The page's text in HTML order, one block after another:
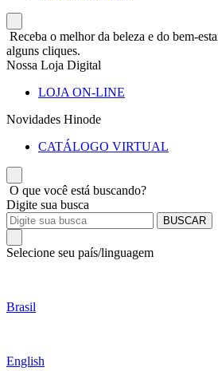
Receba o melhor da beleza e do bem-
alguns cliques.
Nossa Loja Digital
LOJA ON-LINE
Novidades Hinode
CATÁLOGO VIRTUAL
O que você está buscando?
Digite sua busca
BUSCAR
Selecione seu país/linguagem
Brasil
English